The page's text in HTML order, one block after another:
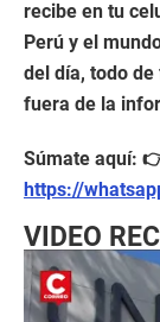
recibe en tu
Perú y el
del día, todo
fuera de la
Súmate aquí:
https://
VIDEO